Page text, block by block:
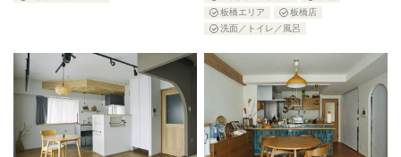
板橋エリア
板橋店
洗面／トイレ／風呂